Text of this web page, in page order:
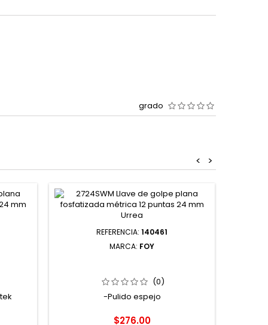
grado
>
<
REFERENCIA: 140461
MARCA: FOY
MÉTRICAS 12 PUNTAS 11 PIEZAS FOY
(0)
-Pulido espejo
Precio
$276.00